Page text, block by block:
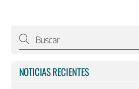
NOTICIAS RECIENTES